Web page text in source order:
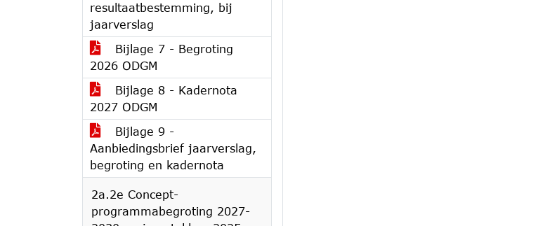
resultaatbestemming, bij
jaarverslag
Bijlage 7 - Begroting
2026 ODGM
Bijlage 8 - Kadernota
2027 ODGM
Bijlage 9 -
Aanbiedingsbrief jaarverslag,
begroting en kadernota
2a.2e Concept-
programmabegroting 2027-